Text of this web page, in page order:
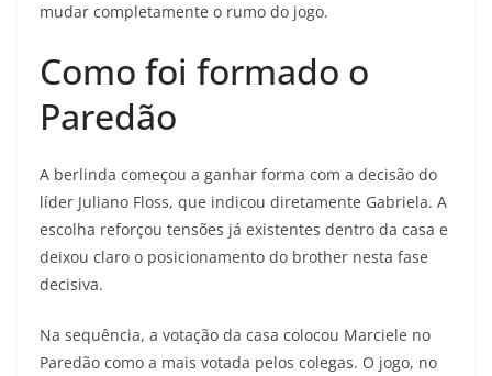
mudar completamente o rumo do jogo.
Como foi formado o
Paredão
A berlinda começou a ganhar forma com a decisão do
líder Juliano Floss, que indicou diretamente Gabriela. A
escolha reforçou tensões já existentes dentro da casa e
deixou claro o posicionamento do brother nesta fase
decisiva.
Na sequência, a votação da casa colocou Marciele no
Paredão como a mais votada pelos colegas. O jogo, no